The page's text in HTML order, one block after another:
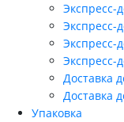
Экспресс-
Экспресс-
Экспресс-
Экспресс-
Доставка
Доставка
Упаковка